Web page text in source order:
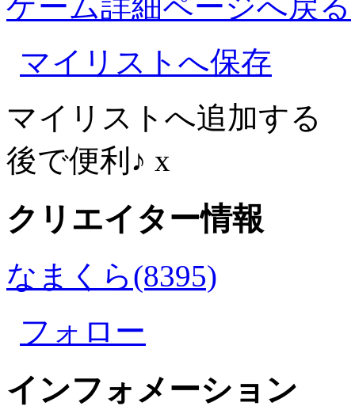
マイリストへ保存
マイリストへ追加する
後で便利♪ x
クリエイター情報
なまくら(8395)
フォロー
インフォメーション